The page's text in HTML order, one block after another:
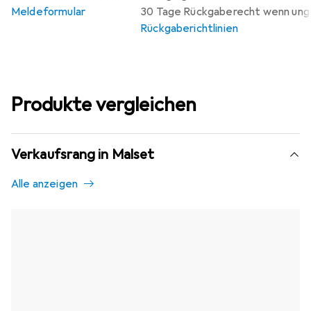
Aktivität, um die manuellen Fähigkeiten von Kindern und
ihren Sinn für Farben zu vermitteln.
30 Tage Rückgaberecht wenn
Rückgaberichtlinien
Meldeformular
Produkte vergleichen
Verkaufsrang in Malset
Alle anzeigen